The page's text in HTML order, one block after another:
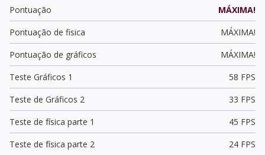
Pontuação
MÁXIMA!
Pontuação de fisica
MÁXIMA!
Pontuação de gráficos
MÁXIMA!
Teste Gráficos 1
58 FPS
Teste de Gráficos 2
33 FPS
Teste de física parte 1
45 FPS
Teste de física parte 2
24 FPS